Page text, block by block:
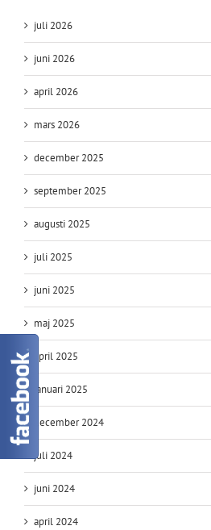
juli 2026
juni 2026
april 2026
mars 2026
december 2025
september 2025
augusti 2025
juli 2025
juni 2025
maj 2025
april 2025
januari 2025
december 2024
juli 2024
juni 2024
april 2024